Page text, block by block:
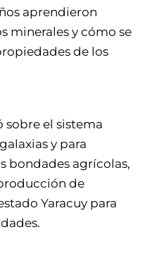
aprendieron
minerales y cómo se
de los
sobre el sistema
y para
bondades agrícolas,
de
Yaracuy para